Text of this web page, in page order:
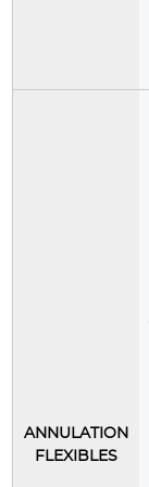
ANNULATION
FLEXIBLES